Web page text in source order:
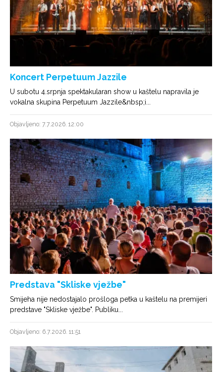
Koncert Perpetuum Jazzile
U subotu 4.srpnja spektakularan show u kaštelu napravila je
vokalna skupina Perpetuum Jazzile&nbsp;i...
Objavljeno: 7.7.2026. 12:00
Predstava "Skliske vježbe"
Smijeha nije nedostajalo prošloga petka u kaštelu na premijeri
predstave "Skliske vježbe". Publiku...
Objavljeno: 6.7.2026. 11:51